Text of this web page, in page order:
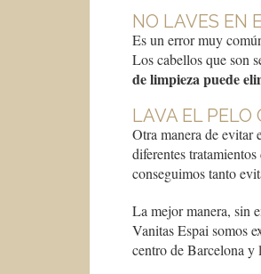
NO LAVES EN
Es un error muy
Los cabellos que son
de limpieza puede
LAVA EL PELO
Otra manera de evitar
diferentes
conseguimos tanto
La mejor manera, sin
Vanitas Espai somos
centro de Barcelona y